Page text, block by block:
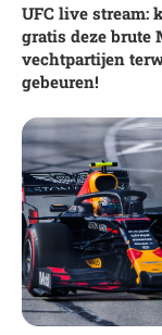
UFC live stream:
gratis deze brute
vechtpartijen
gebeuren!